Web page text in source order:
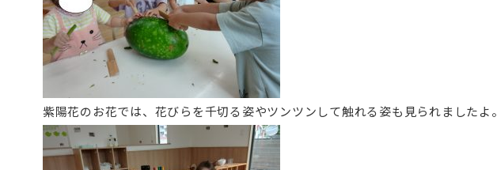
紫陽花のお花では、花びらを千切る姿やツンツンして触れる姿も見られましたよ。